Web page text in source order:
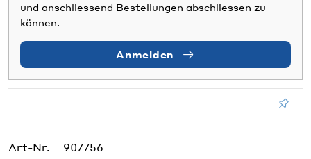
und anschliessend Bestellungen abschliessen zu
können.
Anmelden
Art-Nr. 907756